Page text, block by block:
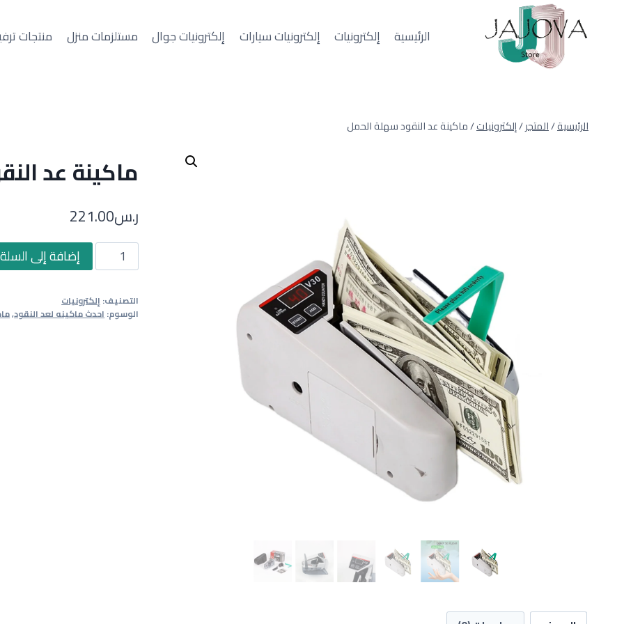
المحتوى
الرئيسية إلكترونيات إلكترونيات سيارات إلكترونيات جوال مستلزمات منزل منتجات
الرئيسية/المتجر/إلكترونيات/ماكينة عد النقود سهلة الحمل
ماكينة عد
ر.س221.00
كمية
ماكينة
النقود
سهلة
إضافة إلى السلة
التصنيف: إلكترونيات
الوسوم:احدث ماكينه لعد النقود,